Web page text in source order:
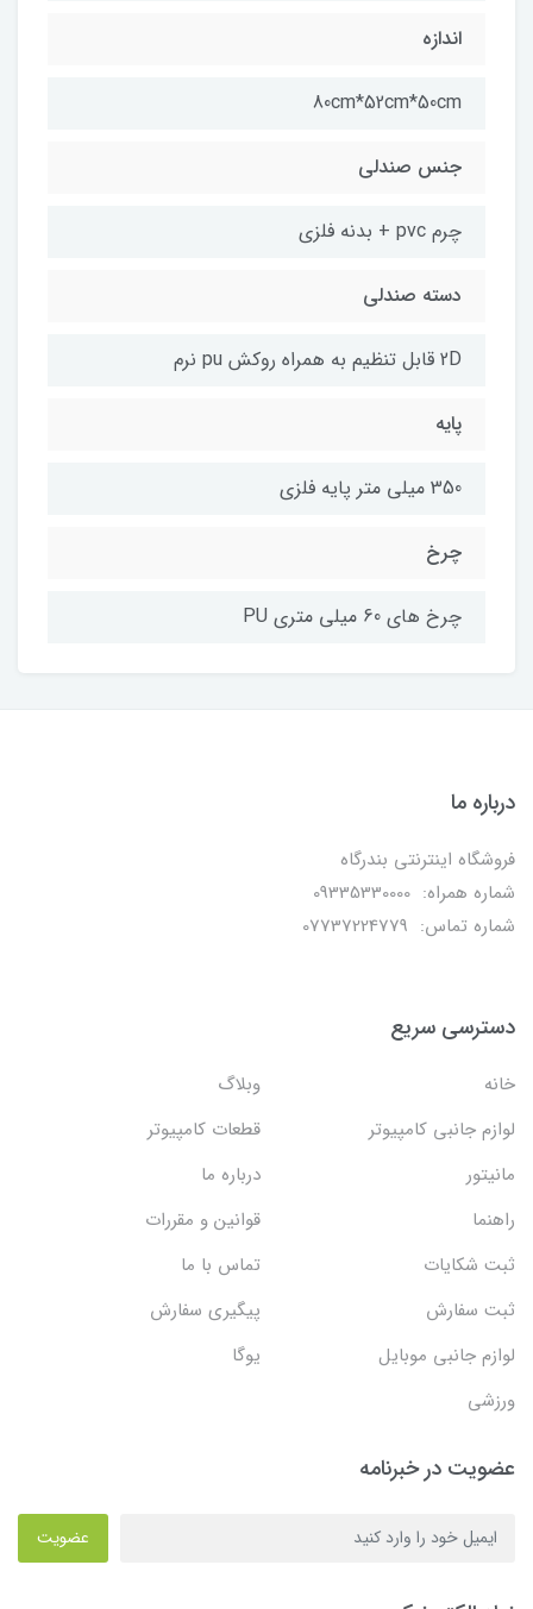
اندازه
80cm*52cm*50cm
جنس صندلى
چرم pvc + بدنه فلزی
دسته صندلی
2D قابل تنظیم به همراه روکش pu نرم
پایه
350 میلی متر پایه فلزی
چرخ
چرخ های 60 میلی متری PU
درباره ما
فروشگاه اینترنتی بندرگاه
شماره همراه: 09335330000
شماره تماس: 07737224779
دسترسی سریع
خانه
وبلاگ
لوازم جانبی کامپیوتر
قطعات کامپیوتر
مانیتور
درباره ما
راهنما
قوانین و مقررات
ثبت شکایات
تماس با ما
ثبت سفارش
پیگیری سفارش
لوازم جانبی موبایل
یوگا
ورزشی
عضویت در خبرنامه
عضویت